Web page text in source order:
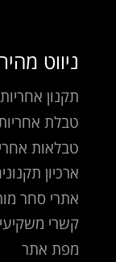
ניווט מהיר
תקנון
טבלת
טבלאות
ארכיון
אתרי סחר
קשרי
מפת אתר